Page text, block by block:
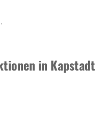
in Kapstadt